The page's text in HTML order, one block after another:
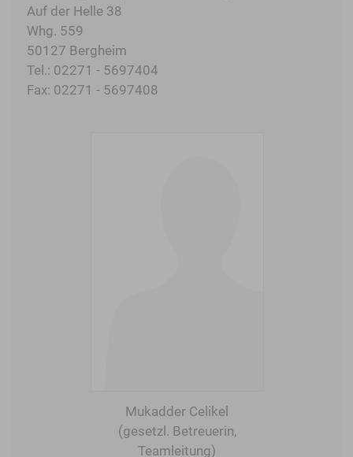
Auf der Helle 38
Whg. 559
50127 Bergheim
Tel.: 02271 - 5697404
Fax: 02271 - 5697408
Mukadder Celikel
(gesetzl. Betreuerin,
Teamleitung)